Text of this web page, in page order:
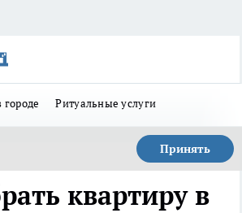
городе Ритуальные услуги
Принять
квартиру в